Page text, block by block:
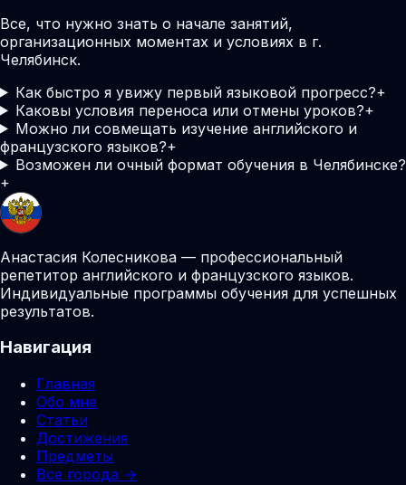
Все, что нужно знать о начале занятий,
организационных моментах и условиях в г.
Челябинск.
Как быстро я увижу первый языковой прогресс?+
Каковы условия переноса или отмены уроков?+
Можно ли совмещать изучение английского и
французского языков?+
Возможен ли очный формат обучения в Челябинске?
+
Анастасия Колесникова — профессиональный
репетитор английского и французского языков.
Индивидуальные программы обучения для успешных
результатов.
Навигация
Главная
Обо мне
Статьи
Достижения
Предметы
Все города →